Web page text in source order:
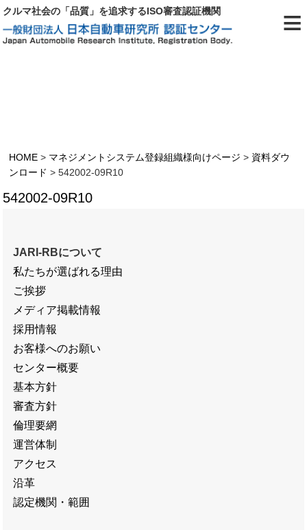
クルマ社会の「品質」を追求するISO審査認証機関 ≡
HOME > マネジメントシステム登録組織様向けページ > 資料ダウ
ンロード >542002-09R10
542002-09R10
JARI-RBについて
私たちが選ばれる理由
ご挨拶
メディア掲載情報
採用情報
お客様へのお願い
センター概要
基本方針
審査方針
倫理要網
運営体制
アクセス
沿革
認定機関・範囲